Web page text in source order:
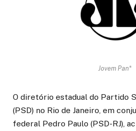
Jovem Pan*
O diretório estadual do Partido
(PSD) no Rio de Janeiro, em
federal Pedro Paulo (PSD-RJ),